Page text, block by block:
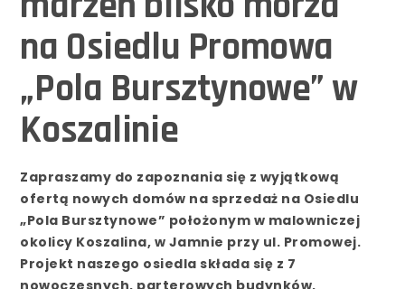
na Osiedlu Promowa
„Pola Bursztynowe” w
Koszalinie
Zapraszamy do zapoznania się z wyjątkową
ofertą nowych domów na sprzedaż na Osiedlu
„Pola Bursztynowe” położonym w malowniczej
okolicy Koszalina, w Jamnie przy ul. Promowej.
Projekt naszego osiedla składa się z 7
nowoczesnych, parterowych budynków,